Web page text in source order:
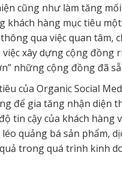
cũng như làm tăng
khách hàng mục tiêu
qua việc quan tâm,
việc xây dựng cộng đồng
những cộng đồng đã
của Organic Social
để gia tăng nhận diện
tin cậy của khách hàng
quảng bá sản phẩm,
trong quá trình kinh